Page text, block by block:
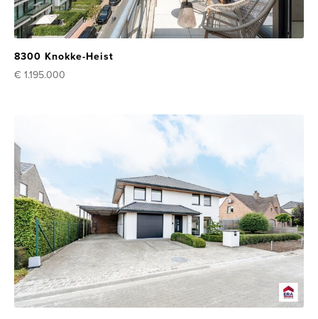
8300 Knokke-Heist
€ 1.195.000